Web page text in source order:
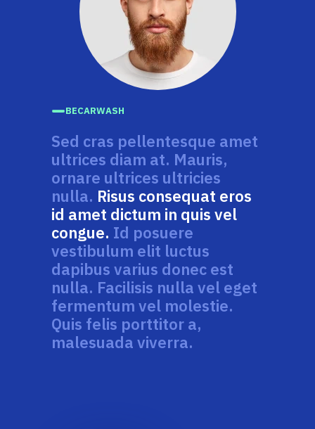
BECARWASH
Sed cras pellentesque amet
ultrices diam at. Mauris,
ornare ultrices ultricies
nulla. Risus consequat eros
id amet dictum in quis vel
congue. Id posuere
vestibulum elit luctus
dapibus varius donec est
nulla. Facilisis nulla vel eget
fermentum vel molestie.
Quis felis porttitor a,
malesuada viverra.